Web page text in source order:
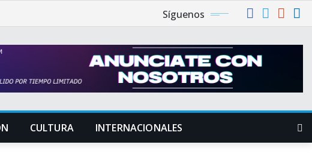
Síguenos
CULTURA INTERNACIONALES